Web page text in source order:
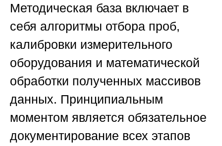
Методическая база включает в
себя алгоритмы отбора проб,
калибровки измерительного
оборудования и математической
обработки полученных массивов
данных. Принципиальным
моментом является обязательное
документирование всех этапов